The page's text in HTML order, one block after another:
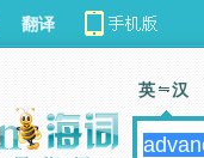
翻译
英 汉